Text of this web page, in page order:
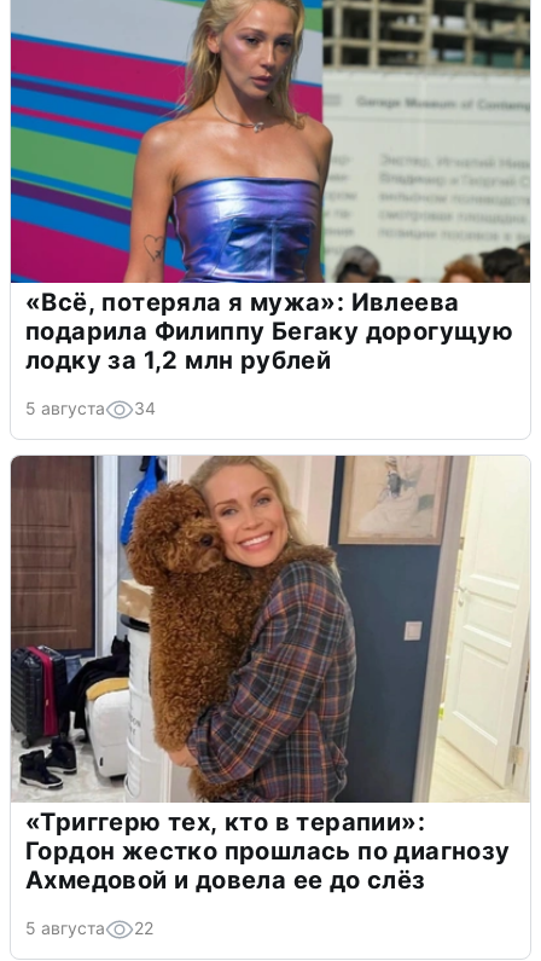
«Всё, потеряла я мужа»: Ивлеева
подарила Филиппу Бегаку дорогущую
лодку за 1,2 млн рублей
5 августа 34
«Триггерю тех, кто в терапии»:
Гордон жестко прошлась по диагнозу
Ахмедовой и довела ее до слёз
5 августа 22